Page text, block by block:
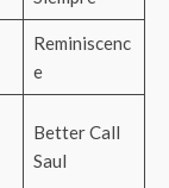
Reminiscenc
e
Better Call
Saul